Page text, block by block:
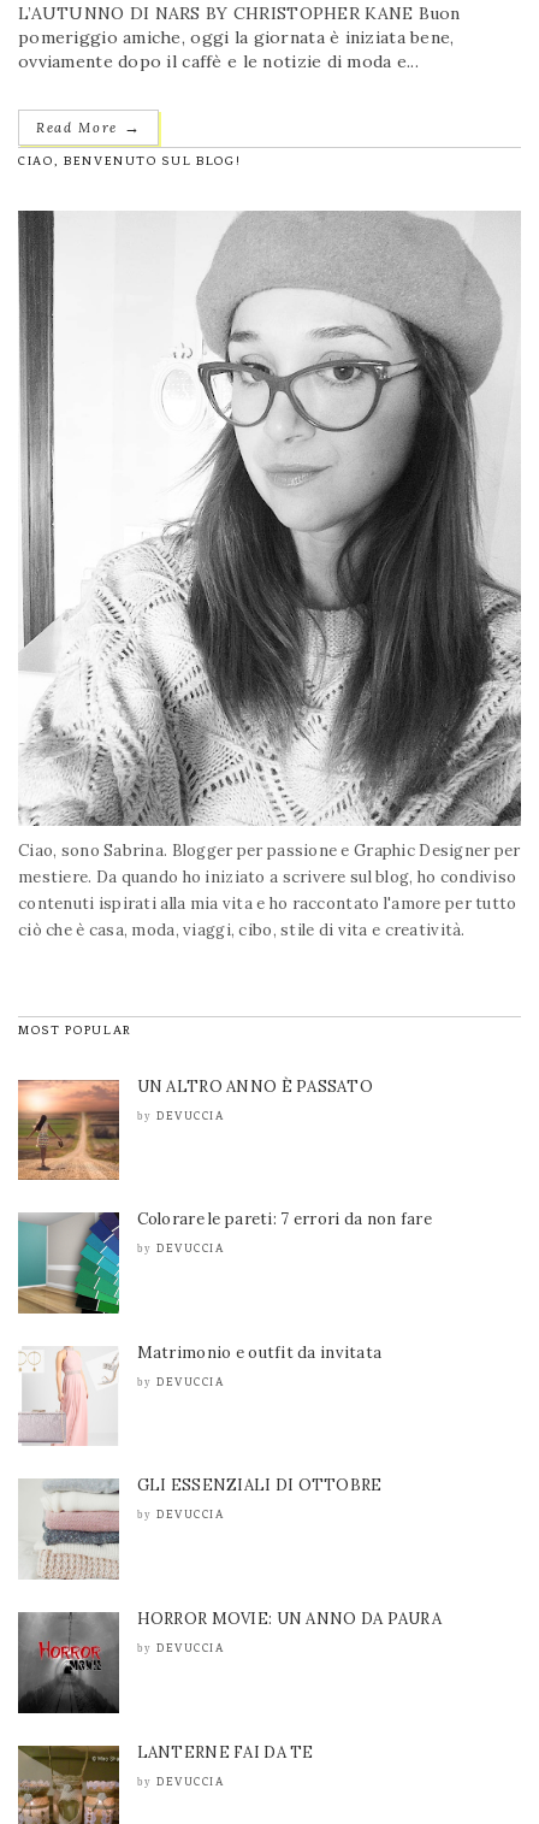
L’AUTUNNO DI NARS BY CHRISTOPHER KANE Buon
pomeriggio amiche, oggi la giornata è iniziata bene,
ovviamente dopo il caffè e le notizie di moda e...
Read More →
CIAO, BENVENUTO SUL BLOG!
Ciao, sono Sabrina. Blogger per passione e Graphic Designer per
mestiere. Da quando ho iniziato a scrivere sul blog, ho condiviso
contenuti ispirati alla mia vita e ho raccontato l'amore per tutto
ciò che è casa, moda, viaggi, cibo, stile di vita e creatività.
MOST POPULAR
UN ALTRO ANNO È PASSATO
by DEVUCCIA
Colorare le pareti: 7 errori da non fare
by DEVUCCIA
Matrimonio e outfit da invitata
by DEVUCCIA
GLI ESSENZIALI DI OTTOBRE
by DEVUCCIA
HORROR MOVIE: UN ANNO DA PAURA
by DEVUCCIA
LANTERNE FAI DA TE
by DEVUCCIA